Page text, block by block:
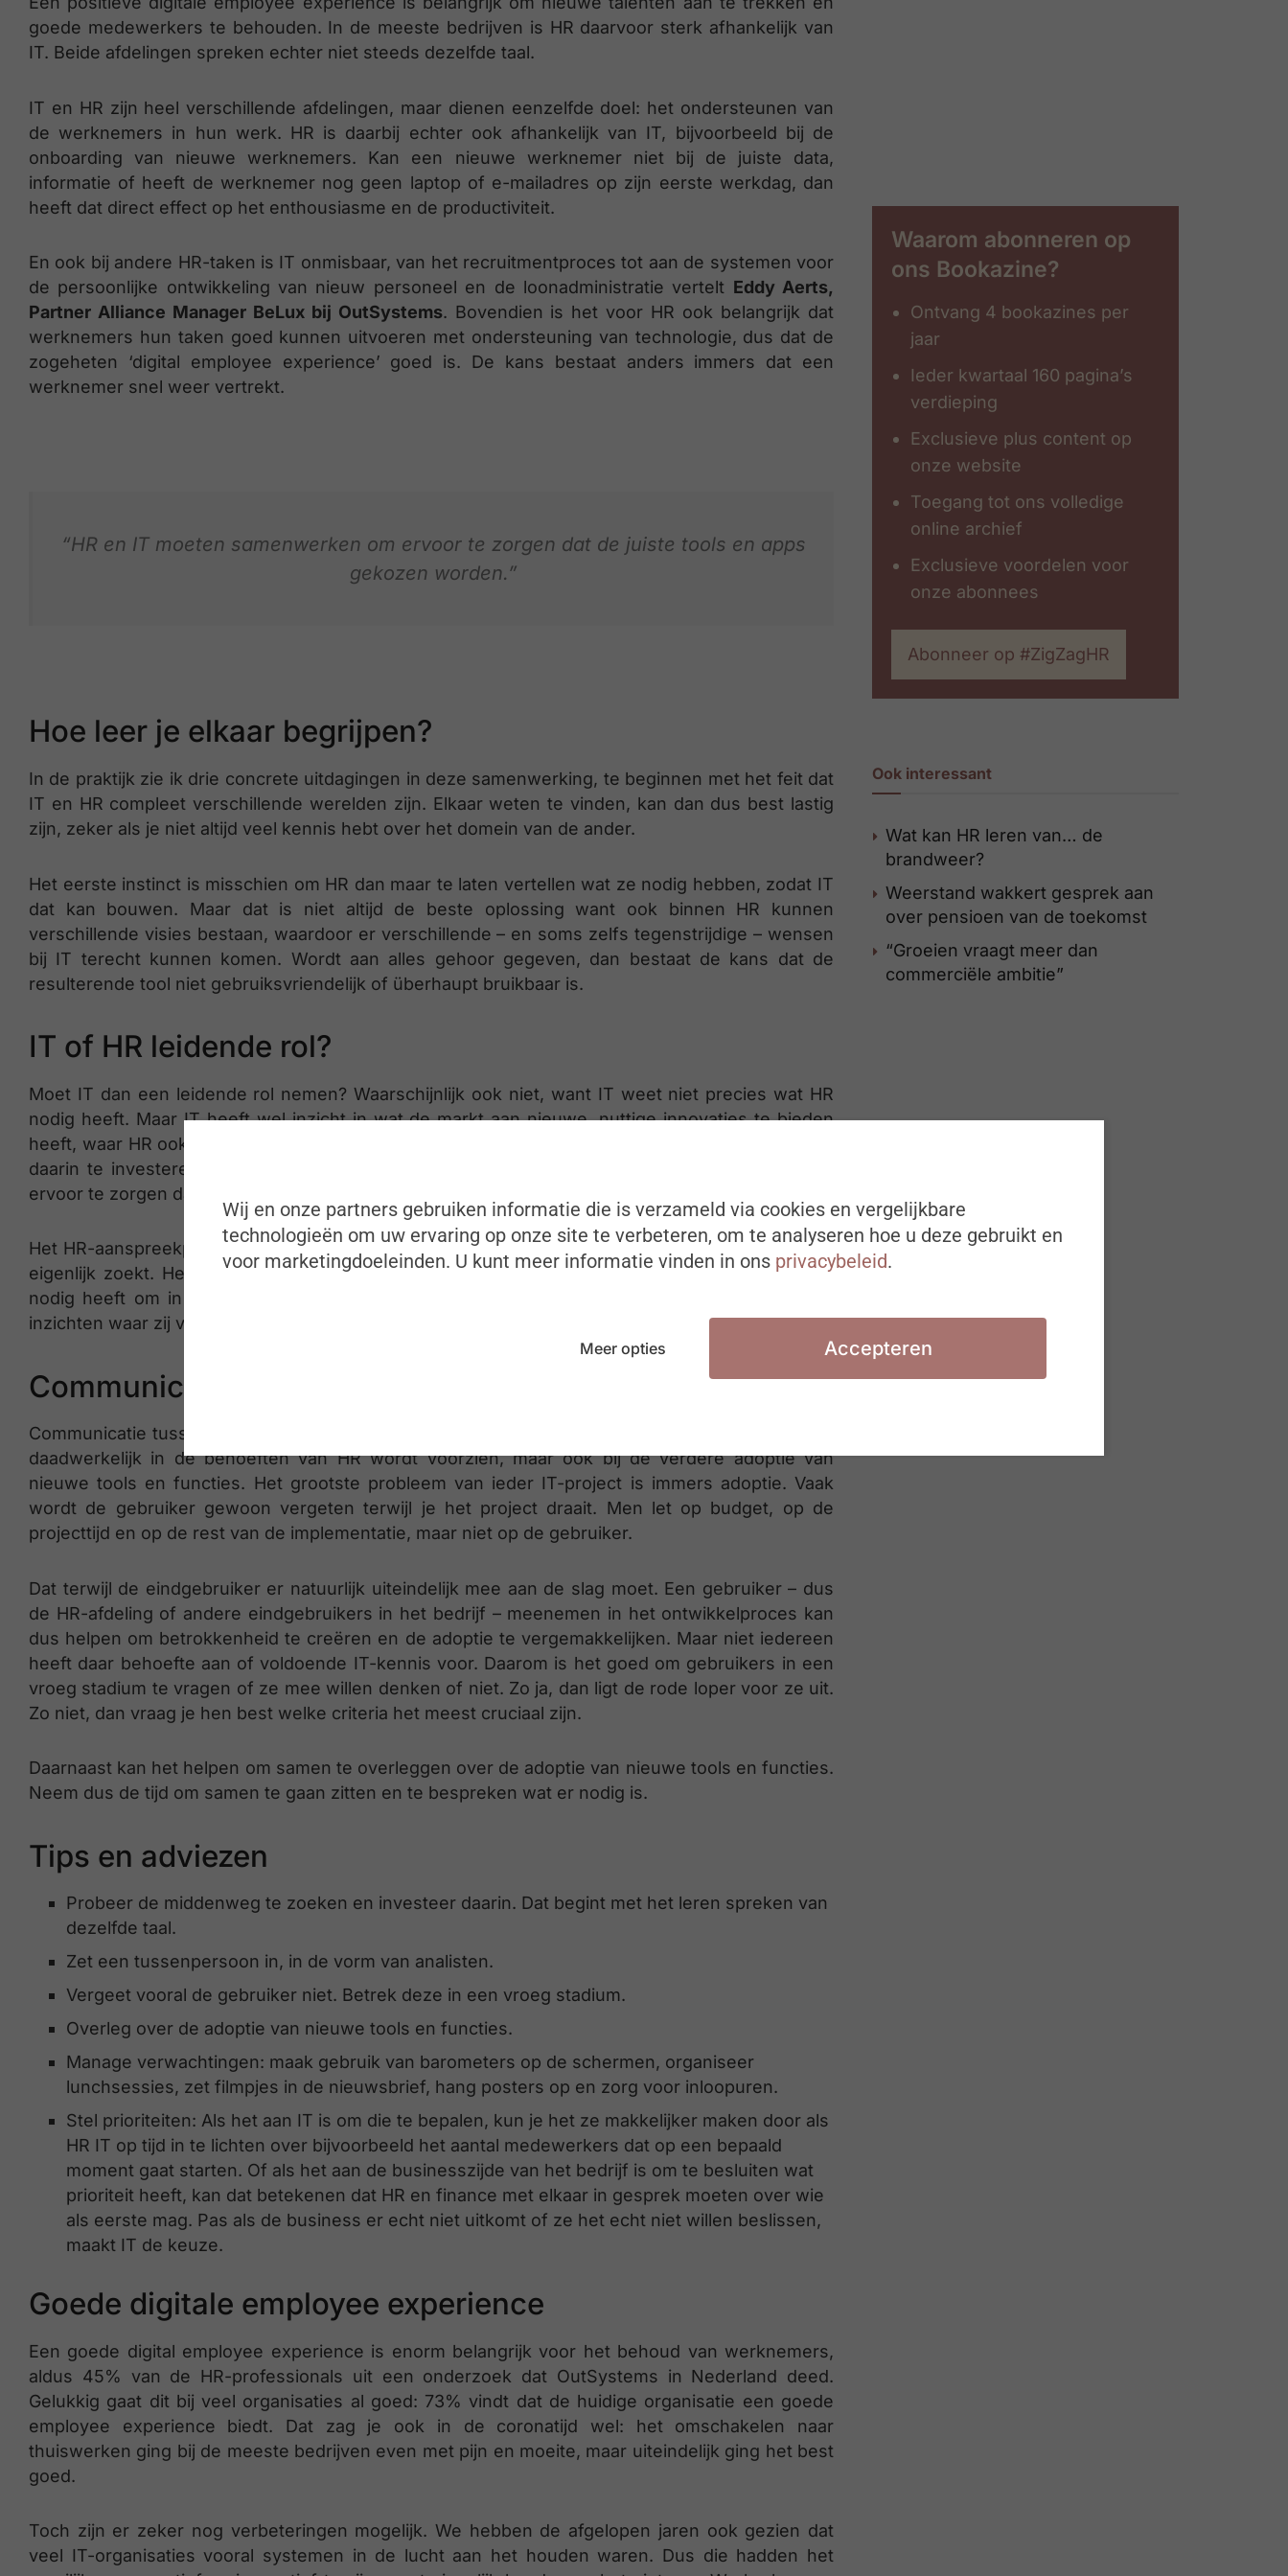
goede medewerkers te behouden. In de meeste bedrijven is HR daarvoor sterk afhankelijk van
IT. Beide afdelingen spreken echter niet steeds dezelfde taal.
IT en HR zijn heel verschillende afdelingen, maar dienen eenzelfde doel: het ondersteunen van
de werknemers in hun werk. HR is daarbij echter ook afhankelijk van IT, bijvoorbeeld bij de
onboarding van nieuwe werknemers. Kan een nieuwe werknemer niet bij de juiste data,
informatie of heeft de werknemer nog geen laptop of e-mailadres op zijn eerste werkdag, dan
heeft dat direct effect op het enthousiasme en de productiviteit.
En ook bij andere HR-taken is IT onmisbaar, van het recruitmentproces tot aan de systemen voor
de persoonlijke ontwikkeling van nieuw personeel en de loonadministratie vertelt Eddy Aerts,
Partner Alliance Manager BeLux bij OutSystems. Bovendien is het voor HR ook belangrijk dat
werknemers hun taken goed kunnen uitvoeren met ondersteuning van technologie, dus dat de
zogeheten ‘digital employee experience’ goed is. De kans bestaat anders immers dat een
werknemer snel weer vertrekt.
“HR en IT moeten samenwerken om ervoor te zorgen dat de juiste tools en apps
gekozen worden.”
Hoe leer je elkaar begrijpen?
In de praktijk zie ik drie concrete uitdagingen in deze samenwerking, te beginnen met het feit dat
IT en HR compleet verschillende werelden zijn. Elkaar weten te vinden, kan dan dus best lastig
zijn, zeker als je niet altijd veel kennis hebt over het domein van de ander.
Het eerste instinct is misschien om HR dan maar te laten vertellen wat ze nodig hebben, zodat IT
dat kan bouwen. Maar dat is niet altijd de beste oplossing want ook binnen HR kunnen
verschillende visies bestaan, waardoor er verschillende – en soms zelfs tegenstrijdige – wensen
bij IT terecht kunnen komen. Wordt aan alles gehoor gegeven, dan bestaat de kans dat de
resulterende tool niet gebruiksvriendelijk of überhaupt bruikbaar is.
IT of HR leidende rol?
Moet IT dan een leidende rol nemen? Waarschijnlijk ook niet, want IT weet niet precies wat HR
nodig heeft. Maar IT heeft wel inzicht in wat de markt aan nieuwe, nuttige innovaties te bieden
heeft, waar HR ook weer zijn voordeel mee kan doen. De truc is om de middenweg te vinden en
daarin te investeren. En dat begint met het leren spreken van dezelfde taal. Een goede tip is
ervoor te zorgen dat beide afdelingen één aanspreekpunt hebben.
Het HR-aanspreekpunt kan binnen de afdeling vragen naar wat functioneel nodig is en wat men
eigenlijk zoekt. Het IT-aanspreekpunt verzamelt bij het HR-aanspreekpunt de informatie die IT
nodig heeft om in de aanwezige behoeften te voorzien en vertaalt dat voor IT naar taken en
inzichten waar zij verder mee aan de slag kunnen.
Communicatie zorgt voor betere adoptie
Communicatie tussen de beide afdelingen is dus van enorm belang. Niet alleen om te zorgen dat
daadwerkelijk in de behoeften van HR wordt voorzien, maar ook bij de verdere adoptie van
nieuwe tools en functies. Het grootste probleem van ieder IT-project is immers adoptie. Vaak
wordt de gebruiker gewoon vergeten terwijl je het project draait. Men let op budget, op de
projecttijd en op de rest van de implementatie, maar niet op de gebruiker.
Dat terwijl de eindgebruiker er natuurlijk uiteindelijk mee aan de slag moet. Een gebruiker – dus
de HR-afdeling of andere eindgebruikers in het bedrijf – meenemen in het ontwikkelproces kan
dus helpen om betrokkenheid te creëren en de adoptie te vergemakkelijken. Maar niet iedereen
heeft daar behoefte aan of voldoende IT-kennis voor. Daarom is het goed om gebruikers in een
vroeg stadium te vragen of ze mee willen denken of niet. Zo ja, dan ligt de rode loper voor ze uit.
Zo niet, dan vraag je hen best welke criteria het meest cruciaal zijn.
Daarnaast kan het helpen om samen te overleggen over de adoptie van nieuwe tools en functies.
Neem dus de tijd om samen te gaan zitten en te bespreken wat er nodig is.
Tips en adviezen
Probeer de middenweg te zoeken en investeer daarin. Dat begint met het leren spreken van
dezelfde taal.
Zet een tussenpersoon in, in de vorm van analisten.
Vergeet vooral de gebruiker niet. Betrek deze in een vroeg stadium.
Overleg over de adoptie van nieuwe tools en functies.
Manage verwachtingen: maak gebruik van barometers op de schermen, organiseer
lunchsessies, zet filmpjes in de nieuwsbrief, hang posters op en zorg voor inloopuren.
Stel prioriteiten: Als het aan IT is om die te bepalen, kun je het ze makkelijker maken door als
HR IT op tijd in te lichten over bijvoorbeeld het aantal medewerkers dat op een bepaald
moment gaat starten. Of als het aan de businesszijde van het bedrijf is om te besluiten wat
prioriteit heeft, kan dat betekenen dat HR en finance met elkaar in gesprek moeten over wie
als eerste mag. Pas als de business er echt niet uitkomt of ze het echt niet willen beslissen,
maakt IT de keuze.
Goede digitale employee experience
Een goede digital employee experience is enorm belangrijk voor het behoud van werknemers,
aldus 45% van de HR-professionals uit een onderzoek dat OutSystems in Nederland deed.
Gelukkig gaat dit bij veel organisaties al goed: 73% vindt dat de huidige organisatie een goede
employee experience biedt. Dat zag je ook in de coronatijd wel: het omschakelen naar
thuiswerken ging bij de meeste bedrijven even met pijn en moeite, maar uiteindelijk ging het best
goed.
Toch zijn er zeker nog verbeteringen mogelijk. We hebben de afgelopen jaren ook gezien dat
veel IT-organisaties vooral systemen in de lucht aan het houden waren. Dus die hadden het
Waarom abonneren op
ons Bookazine?
Ontvang 4 bookazines per
jaar
Ieder kwartaal 160 pagina’s
verdieping
Exclusieve plus content op
onze website
Toegang tot ons volledige
online archief
Exclusieve voordelen voor
onze abonnees
Abonneer op #ZigZagHR
Ook interessant
Wat kan HR leren van… de
brandweer?
Weerstand wakkert gesprek aan
over pensioen van de toekomst
“Groeien vraagt meer dan
commerciële ambitie”
Wij en onze partners gebruiken informatie die is verzameld via cookies en vergelijkbare
technologieën om uw ervaring op onze site te verbeteren, om te analyseren hoe u deze gebruikt en
voor marketingdoeleinden. U kunt meer informatie vinden in ons privacybeleid.
Meer opties Accepteren